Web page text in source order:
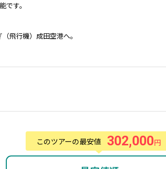
です。
飛行機）成田空港へ。
このツアーの最安値 302,000円